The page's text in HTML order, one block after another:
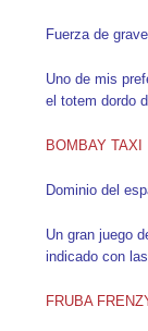
Fuerza de
Uno de mis
el totem dordo
BOMBAY TAXI
Dominio del
Un gran juego
indicado con
FRUBA